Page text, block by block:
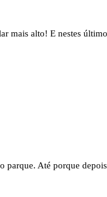
mais alto! E nestes
parque. Até porque